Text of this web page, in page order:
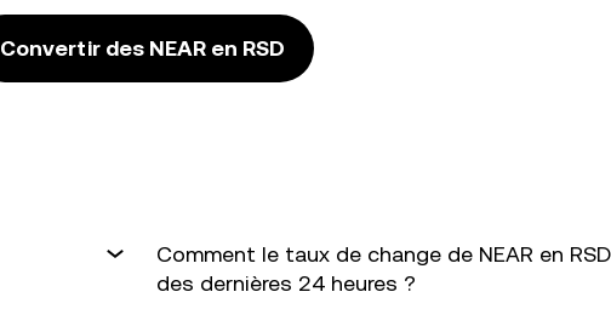
Convertir des NEAR en RSD
Comment le taux de change de NEAR en
des dernières 24 heures ?